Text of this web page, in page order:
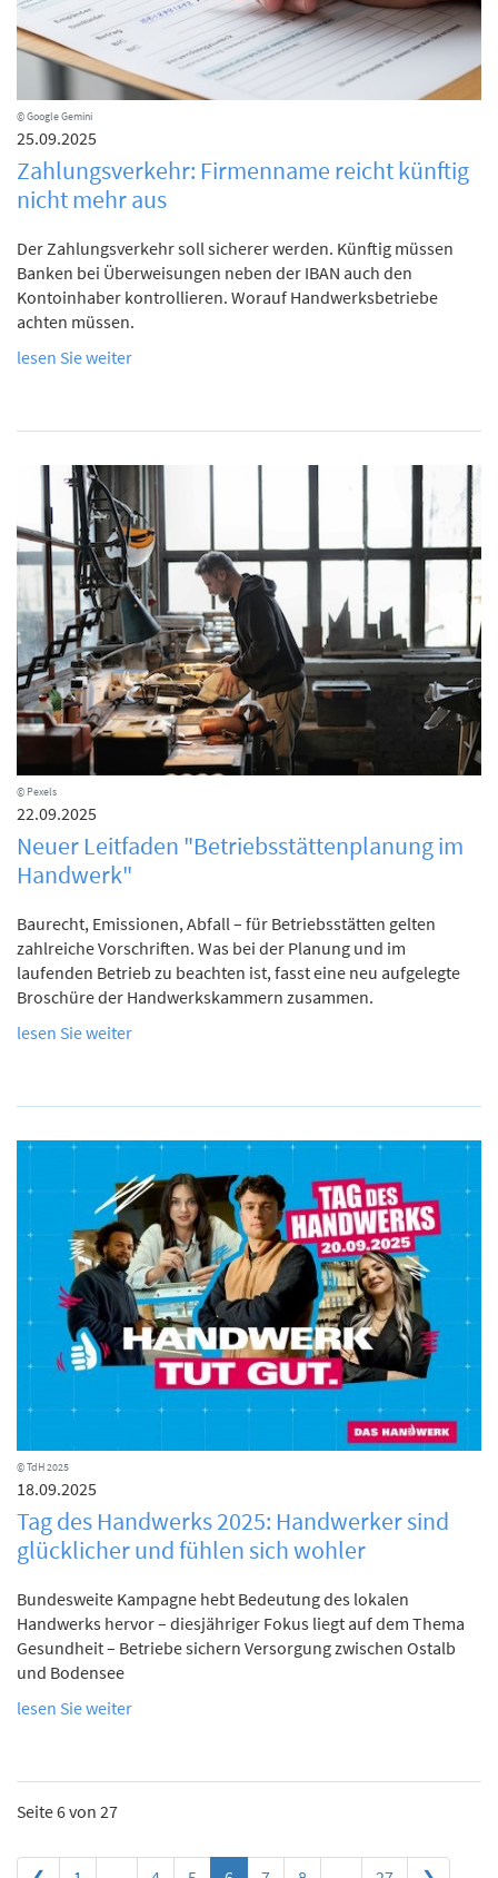
© Google Gemini
25.09.2025
Zahlungsverkehr: Firmenname reicht künftig
nicht mehr aus
Der Zahlungsverkehr soll sicherer werden. Künftig müssen
Banken bei Überweisungen neben der IBAN auch den
Kontoinhaber kontrollieren. Worauf Handwerksbetriebe
achten müssen.
lesen Sie weiter
© Pexels
22.09.2025
Neuer Leitfaden "Betriebsstättenplanung im
Handwerk"
Baurecht, Emissionen, Abfall – für Betriebsstätten gelten
zahlreiche Vorschriften. Was bei der Planung und im
laufenden Betrieb zu beachten ist, fasst eine neu aufgelegte
Broschüre der Handwerkskammern zusammen.
lesen Sie weiter
© TdH 2025
18.09.2025
Tag des Handwerks 2025: Handwerker sind
glücklicher und fühlen sich wohler
Bundesweite Kampagne hebt Bedeutung des lokalen
Handwerks hervor – diesjähriger Fokus liegt auf dem Thema
Gesundheit – Betriebe sichern Versorgung zwischen Ostalb
und Bodensee
lesen Sie weiter
Seite 6 von 27